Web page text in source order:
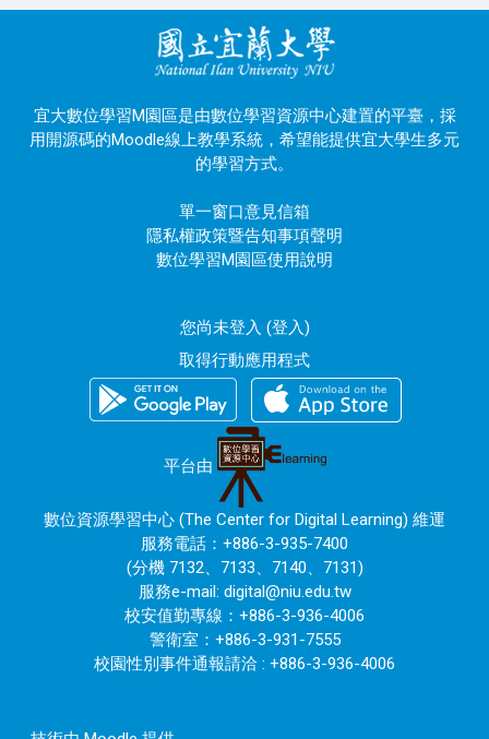
宜大數位學習M園區是由數位學習資源中心建置的平臺，採
用開源碼的Moodle線上教學系統，希望能提供宜大學生多元
的學習方式。
單一窗口意見信箱
隱私權政策暨告知事項聲明
數位學習M園區使用說明
您尚未登入 (登入)
取得行動應用程式
平台由
數位資源學習中心 (The Center for Digital Learning) 維運
服務電話：+886-3-935-7400
(分機 7132、7133、7140、7131)
服務e-mail: digital@niu.edu.tw
校安值勤專線：+886-3-936-4006
警衛室：+886-3-931-7555
校園性別事件通報請洽 : +886-3-936-4006